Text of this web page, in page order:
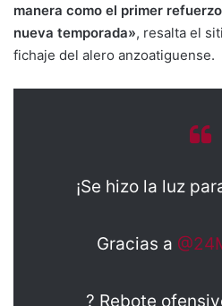
manera como el primer
nueva temporada», resalta el
fichaje del alero anzoatiguense.
¡Se hizo la luz
Gracias a
? Rebote